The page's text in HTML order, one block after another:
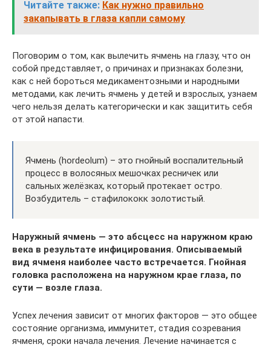
Читайте также: Как нужно правильно
закапывать в глаза капли самому
Поговорим о том, как вылечить ячмень на глазу, что он
собой представляет, о причинах и признаках болезни,
как с ней бороться медикаментозными и народными
методами, как лечить ячмень у детей и взрослых, узнаем
чего нельзя делать категорически и как защитить себя
от этой напасти.
Ячмень (hordeolum) – это гнойный воспалительный
процесс в волосяных мешочках ресничек или
сальных желёзках, который протекает остро.
Возбудитель – стафилококк золотистый.
Наружный ячмень — это абсцесс на наружном краю
века в результате инфицирования. Описываемый
вид ячменя наиболее часто встречается. Гнойная
головка расположена на наружном крае глаза, по
сути — возле глаза.
Успех лечения зависит от многих факторов — это общее
состояние организма, иммунитет, стадия созревания
ячменя, сроки начала лечения. Лечение начинается с